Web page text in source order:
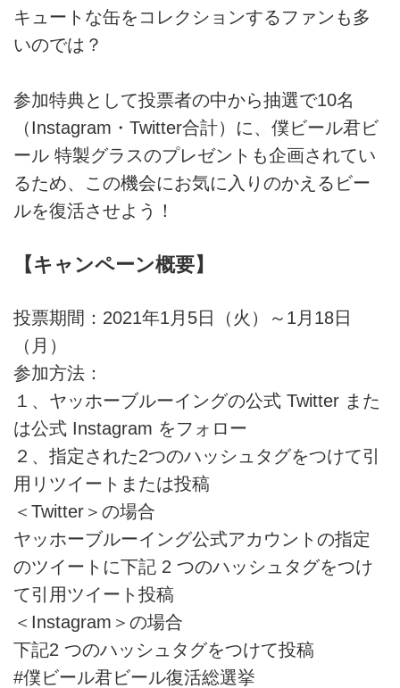
キュートな缶をコレクションするファンも多
いのでは？
参加特典として投票者の中から抽選で10名
（Instagram・Twitter合計）に、僕ビール君ビ
ール 特製グラスのプレゼントも企画されてい
るため、この機会にお気に入りのかえるビー
ルを復活させよう！
【キャンペーン概要】
投票期間：2021年1月5日（火）～1月18日
（月）
参加方法：
１、ヤッホーブルーイングの公式 Twitter また
は公式 Instagram をフォロー
２、指定された2つのハッシュタグをつけて引
用リツイートまたは投稿
＜Twitter＞の場合
ヤッホーブルーイング公式アカウントの指定
のツイートに下記 2 つのハッシュタグをつけ
て引用ツイート投稿
＜Instagram＞の場合
下記2 つのハッシュタグをつけて投稿
#僕ビール君ビール復活総選挙